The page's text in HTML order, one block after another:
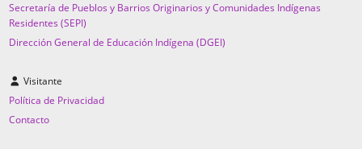
Secretaría de Pueblos y Barrios Originarios y Comunidades Indígenas
Residentes (SEPI)
Dirección General de Educación Indígena (DGEI)
Visitante
Política de Privacidad
Contacto